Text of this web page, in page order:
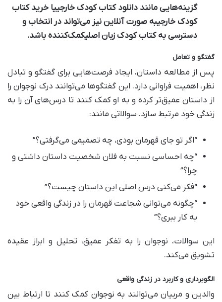
گزینه‌هایی مانند دانلود کتاب کودک خارجییا خرید کتاب
کودک خارجیبه صورت آنلاین نیز می‌تواند در انتخاب و
دسترسی بهکتاب کودک زبان اصلیکمک‌کننده باشد.
گفتگو و تعامل
پس از مطالعه داستان، ایجاد فرصت‌هایی برای گفتگو و تبادل
نظر، اهمیت فراوانی دارد. این گفتگوها می‌توانند درک نوجوان را
از داستان عمیق‌تر کرده و به او کمک کنند تا درس‌های آن را به
زندگی خود مرتبط سازد. سوالاتی مانند:
“اگر تو جای قهرمان بودی، چه تصمیمی می‌گرفتی؟”
“چه احساسی نسبت به فلان شخصیت داستان داشتی و
چرا؟”
“فکر می‌کنی درس اصلی این داستان چیست؟”
“چگونه می‌توانی شجاعت قهرمان را در زندگی واقعی خود
به کار ببری؟”
این سوالات، نوجوان را به تفکر عمیق، تحلیل و ابراز عقیده
تشویق می‌کند.
الگوبرداری و کاربرد در زندگی واقعی
والدین و مربیان می‌توانند به نوجوان کمک کنند تا ارتباط بین